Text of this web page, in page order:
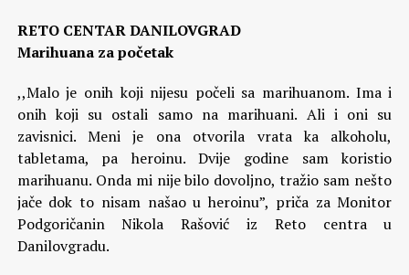
RETO CENTAR DANILOVGRAD
Marihuana za početak
,,Malo je onih koji nijesu počeli sa marihuanom. Ima i
onih koji su ostali samo na marihuani. Ali i oni su
zavisnici. Meni je ona otvorila vrata ka alkoholu,
tabletama, pa heroinu. Dvije godine sam koristio
marihuanu. Onda mi nije bilo dovoljno, tražio sam nešto
jače dok to nisam našao u heroinu”, priča za Monitor
Podgoričanin Nikola Rašović iz Reto centra u
Danilovgradu.